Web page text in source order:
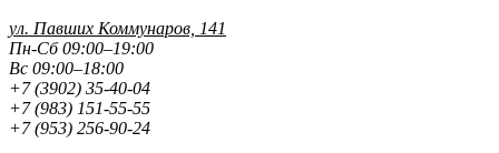
ул. Павших Коммунаров, 141
Пн-Сб 09:00–19:00
Вс 09:00–18:00
+7 (3902) 35-40-04
+7 (983) 151-55-55
+7 (953) 256-90-24